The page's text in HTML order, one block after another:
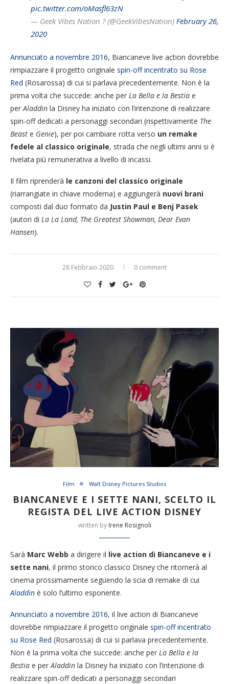
pic.twitter.com/oMasfl63zN
— Geek Vibes Nation ? (@GeekVibesNation) February 26,
2020
Annunciato a novembre 2016, Biancaneve live action dovrebbe
rimpiazzare il progetto originale spin-off incentrato su Rose
Red (Rosarossa) di cui si parlava precedentemente. Non è la
prima volta che succede: anche per La Bella e la Bestia e
perAladdin la Disney ha iniziato con l’intenzione di realizzare
spin-off dedicati a personaggi secondari (rispettivamente The
Beast e Genie), per poi cambiare rotta verso un remake
fedele al classico originale, strada che negli ultimi anni si è
rivelata più remunerativa a livello di incassi.
Il film riprenderà le canzoni del classico originale
(riarrangiate in chiave moderna) e aggiungerà nuovi brani
composti dal duo formato da Justin Paul e Benj Pasek
(autori di La La Land, The Greatest Showman, Dear Evan
Hansen).
28 Febbraio 2020 0 comment
Film Walt Disney Pictures Studios
BIANCANEVE E I SETTE NANI, SCELTO IL
REGISTA DEL LIVE ACTION DISNEY
written by Irene Rosignoli
Sarà Marc Webb a dirigere il live action di Biancaneve e i
sette nani, il primo storico classico Disney che ritornerà al
cinema prossimamente seguendo la scia di remake di cui
Aladdin è solo l’ultimo esponente.
Annunciato a novembre 2016, il live action di Biancaneve
dovrebbe rimpiazzare il progetto originale spin-off incentrato
su Rose Red (Rosarossa) di cui si parlava precedentemente.
Non è la prima volta che succede: anche per La Bella e la
Bestia e perAladdin la Disney ha iniziato con l’intenzione di
realizzare spin-off dedicati a personaggi secondari